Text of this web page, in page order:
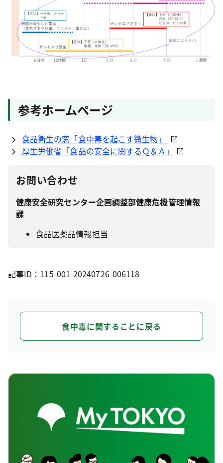
参考ホームページ
食品衛生の窓「食中毒を起こす微生物」
厚生労働省「食品の安全に関するＱ＆Ａ」
お問い合わせ
健康安全研究センター企画調整部健康危機管理情報
課
食品医薬品情報担当
記事ID：115-001-20240726-006118
食中毒に関することに戻る